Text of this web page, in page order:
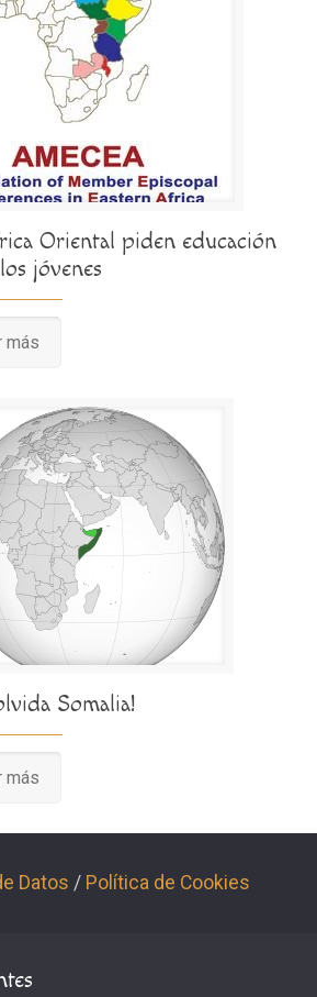
Oriental piden educación
jóvenes
más
Somalia!
más
Datos / Política de Cookies